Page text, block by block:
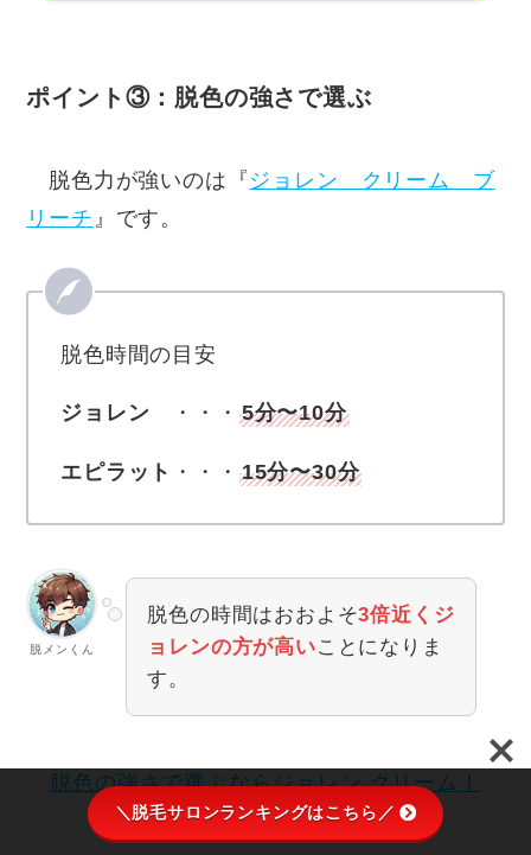
ポイント③：脱色の強さで選ぶ
脱色力が強いのは『 ジョレン クリーム ブ
リーチ 』です。
脱色時間の目安
ジョレン ・・・ 5分〜10分
エピラット ・・・ 15分〜30分
脱メンくん
脱色の時間はおおよそ3倍近くジ
ョレンの方が高いことになりま
す。
脱色の強さで選ぶならジョレン クリーム！
⬇︎
＼脱毛サロンランキングはこちら／